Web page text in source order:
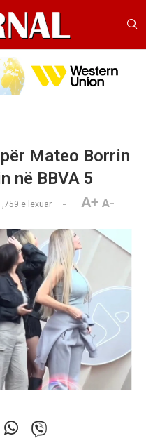
Mateo Borrin
në BBVA 5
e lexuar A+ A-